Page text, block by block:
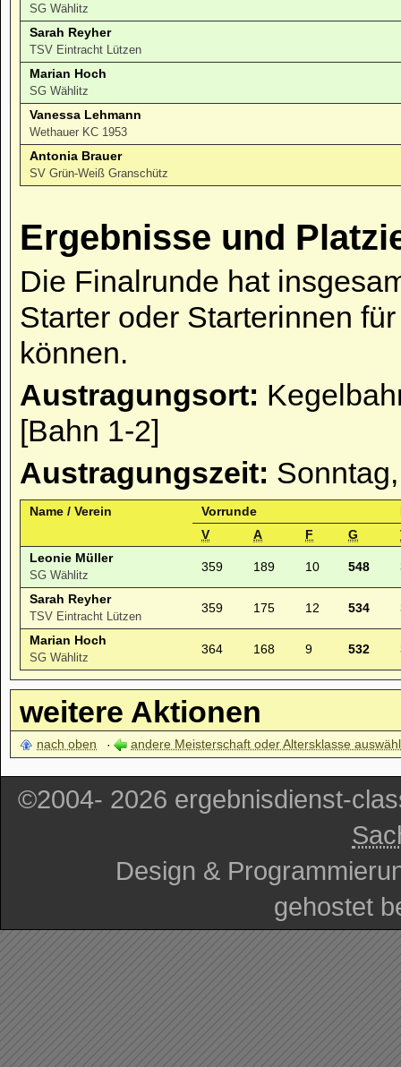
SG Wählitz
Sarah Reyher
TSV Eintracht Lützen
Marian Hoch
SG Wählitz
Vanessa Lehmann
Wethauer KC 1953
Antonia Brauer
SV Grün-Weiß Granschütz
Ergebnisse und
Die Finalrunde hat
Starter oder Starterinnen
können.
Austragungsort:
[Bahn 1-2]
Austragungszeit:
Name / Verein Vorrunde
V
A F G
Leonie Müller
SG Wählitz
359 189 10 548
Sarah Reyher
TSV Eintracht Lützen
359 175 12 534
Marian Hoch
SG Wählitz
364 168 9 532
weitere Aktionen
nach oben andere Meisterschaft oder Altersklasse
©2004- 2026 ergebnisdienst-
Design &
gehostet